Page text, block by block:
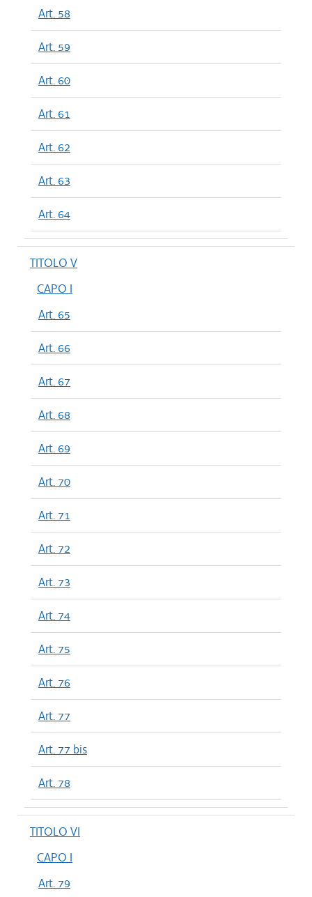
Art. 58
Art. 59
Art. 60
Art. 61
Art. 62
Art. 63
Art. 64
TITOLO V
CAPO I
Art. 65
Art. 66
Art. 67
Art. 68
Art. 69
Art. 70
Art. 71
Art. 72
Art. 73
Art. 74
Art. 75
Art. 76
Art. 77
Art. 77 bis
Art. 78
TITOLO VI
CAPO I
Art. 79